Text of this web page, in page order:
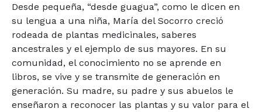
Desde pequeña, “desde guagua”, como le dicen en
su lengua a una niña, María del Socorro creció
rodeada de plantas medicinales, saberes
ancestrales y el ejemplo de sus mayores. En su
comunidad, el conocimiento no se aprende en
libros, se vive y se transmite de generación en
generación. Su madre, su padre y sus abuelos le
enseñaron a reconocer las plantas y su valor para el